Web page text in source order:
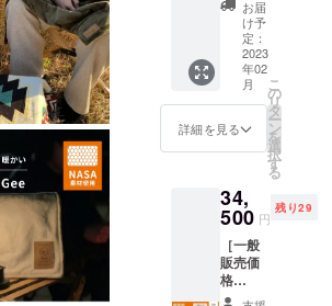
リーは
含まれ
ており
ませ
ん。お
手持ち
のモバ
てお使
いくだ
さい。
本製品
は
『5V2A
』で使
注文状
況、使
用部材
の供給
状況、
製造工
程上の
都合等
により
期が遅
れる場
合があ
りま
す。 ※
本リ
ターン
お届
け予
定：
2023
年02
月
詳細を見る
こ
の
リ
タ
ー
ン
を
選
択
す
る
34,
500 円
残り29
［一般
販売価
格
46,000